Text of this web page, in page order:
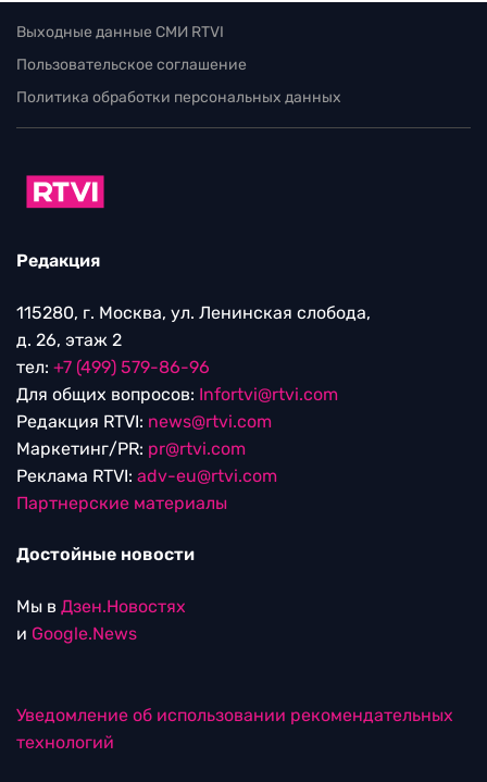
Выходные данные СМИ RTVI
Пользовательское соглашение
Политика обработки персональных данных
Редакция
115280, г. Москва, ул. Ленинская слобода,
д. 26, этаж 2
тел: +7 (499) 579-86-96
Для общих вопросов: Infortvi@rtvi.com
Редакция RTVI: news@rtvi.com
Маркетинг/PR: pr@rtvi.com
Реклама RTVI: adv-eu@rtvi.com
Партнерские материалы
Достойные новости
Мы в Дзен.Новостях
и Google.News
Уведомление об использовании рекомендательных
технологий